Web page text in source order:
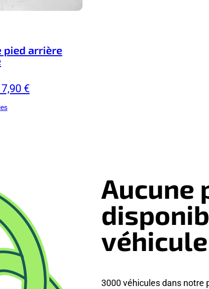
pied arrière
€
Aucune
véhicule
3000 véhicules dans notre